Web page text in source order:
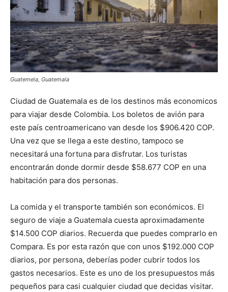
Guatemela, Guatemala
Ciudad de Guatemala es de los destinos más economicos
para viajar desde Colombia. Los boletos de avión para
este país centroamericano van desde los $906.420 COP.
Una vez que se llega a este destino, tampoco se
necesitará una fortuna para disfrutar. Los turistas
encontrarán donde dormir desde $58.677 COP en una
habitación para dos personas.
La comida y el transporte también son económicos. El
seguro de viaje a Guatemala cuesta aproximadamente
$14.500 COP diarios. Recuerda que puedes comprarlo en
Compara. Es por esta razón que con unos $192.000 COP
diarios, por persona, deberías poder cubrir todos los
gastos necesarios. Este es uno de los presupuestos más
pequeños para casi cualquier ciudad que decidas visitar.